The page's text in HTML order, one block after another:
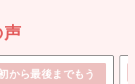
声
から最後までもう